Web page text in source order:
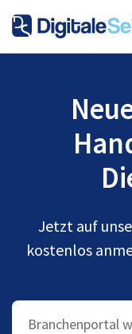
Jetzt auf
kostenlos
Branchenportal